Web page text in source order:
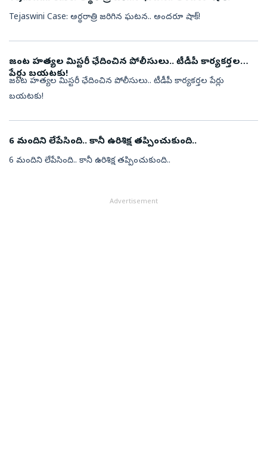
Tejaswini Case: అర్థరాత్రి జరిగిన ఘటన.. అందరూ షాక్!
జంట హత్యల మిస్టరీ ఛేదించిన పోలీసులు.. టీడీపీ కార్యకర్తల
పేర్లు బయటకు!
జంట హత్యల మిస్టరీ ఛేదించిన పోలీసులు.. టీడీపీ కార్యకర్తల పేర్లు
బయటకు!
6 మందిని లేపేసింది.. కానీ ఉరిశిక్ష తప్పించుకుంది..
6 మందిని లేపేసింది.. కానీ ఉరిశిక్ష తప్పించుకుంది..
Advertisement